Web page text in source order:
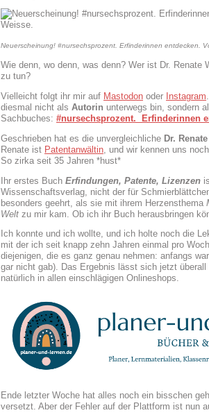
Neuerscheinung! #nursechsprozent. Erfinderinnen entdecken.
Wie denn, wo denn, was denn? Wer ist Dr. Renate
zu tun?
Vielleicht folgt ihr mir auf Mastodon oder Instagram
diesmal nicht als Autorin unterwegs bin, sondern
Sachbuches: #nursechsprozent. Erfinderinnen
Geschrieben hat es die unvergleichliche Dr.
Renate ist Patentanwältin , und wir kennen uns
So zirka seit 35 Jahren *hust*
Ihr erstes Buch Erfindungen, Patente, Lizenzen
Wissenschaftsverlag, nicht der für
besonders geehrt, als sie mit ihrem Herzensthema
Welt zu mir kam. Ob ich ihr Buch herausbringen
Ich konnte und ich wollte, und ich holte noch die
mit der ich seit knapp zehn Jahren einmal pro
diejenigen, die es ganz genau nehmen: anfangs
gar nicht gab). Das Ergebnis lässt sich jetzt
natürlich in allen einschlägigen Onlineshops.
Ende letzter Woche hat alles noch ein bisschen
versetzt. Aber der Fehler auf der Plattform ist nun